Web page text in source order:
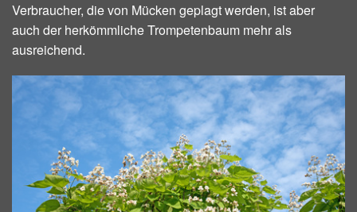
Verbraucher, die von Mücken geplagt werden, ist aber
auch der herkömmliche Trompetenbaum mehr als
ausreichend.